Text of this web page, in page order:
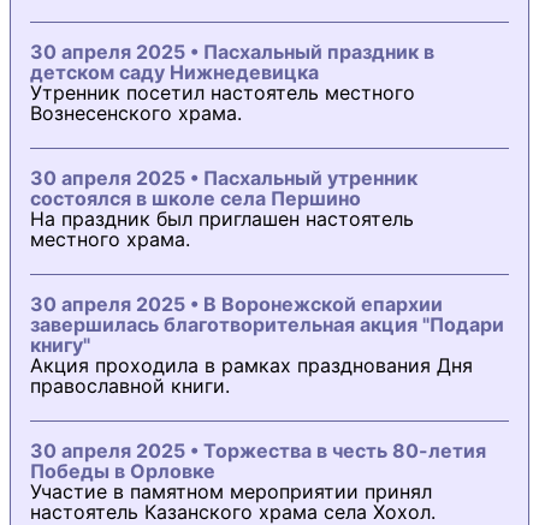
30 апреля 2025 • Пасхальный праздник в
детском саду Нижнедевицка
Утренник посетил настоятель местного
Вознесенского храма.
30 апреля 2025 • Пасхальный утренник
состоялся в школе села Першино
На праздник был приглашен настоятель
местного храма.
30 апреля 2025 • В Воронежской епархии
завершилась благотворительная акция "Подари
книгу"
Акция проходила в рамках празднования Дня
православной книги.
30 апреля 2025 • Торжества в честь 80-летия
Победы в Орловке
Участие в памятном мероприятии принял
настоятель Казанского храма села Хохол.